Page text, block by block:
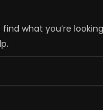
what you’re